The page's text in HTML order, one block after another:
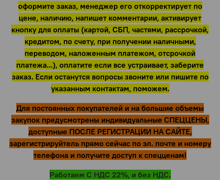
оформите заказ, менеджер его откорректирует по
цене, наличию, напишет комментарии, активирует
кнопку для оплаты (картой, СБП, частями, рассрочкой,
кредитом, по счету, при получении наличными,
переводом, наложенным платежом, отсрочкой
платежа...), оплатите если все устраивает, заберите
заказ. Если останутся вопросы звоните или пишите по
указанным контактам, поможем.
Для постоянных покупателей и на большие объемы
закупок предусмотрены индивидуальные СПЕЦЦЕНЫ,
доступные ПОСЛЕ РЕГИСТРАЦИИ НА САЙТЕ,
зарегистрируйтель прямо сейчас по эл. почте и номеру
телефона и получите доступ к спецценам!
Работаем С НДС 22%, и без НДС.